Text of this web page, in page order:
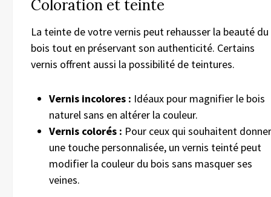
Coloration et teinte
La teinte de votre vernis peut rehausser la beauté du
bois tout en préservant son authenticité. Certains
vernis offrent aussi la possibilité de teintures.
Vernis incolores : Idéaux pour magnifier le bois
naturel sans en altérer la couleur.
Vernis colorés : Pour ceux qui souhaitent donner
une touche personnalisée, un vernis teinté peut
modifier la couleur du bois sans masquer ses
veines.